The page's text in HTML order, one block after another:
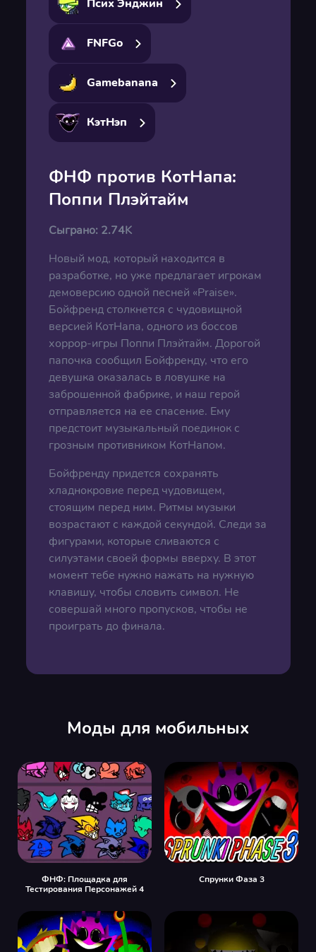
Псих Энджин
FNFGo
Gamebanana
КэтНэп
ФНФ против КотНапа:
Поппи Плэйтайм
Сыграно: 2.74K
Новый мод, который находится в
разработке, но уже предлагает игрокам
демоверсию одной песней «Praise».
Бойфренд столкнется с чудовищной
версией КотНапа, одного из боссов
хоррор-игры Поппи Плэйтайм. Дорогой
папочка сообщил Бойфренду, что его
девушка оказалась в ловушке на
заброшенной фабрике, и наш герой
отправляется на ее спасение. Ему
предстоит музыкальный поединок с
грозным противником КотНапом.
Бойфренду придется сохранять
хладнокровие перед чудовищем,
стоящим перед ним. Ритмы музыки
возрастают с каждой секундой. Следи за
фигурами, которые сливаются с
силуэтами своей формы вверху. В этот
момент тебе нужно нажать на нужную
клавишу, чтобы словить символ. Не
совершай много пропусков, чтобы не
проиграть до финала.
Моды для мобильных
ФНФ: Площадка для
Тестирования Персонажей 4
Спрунки Фаза 3